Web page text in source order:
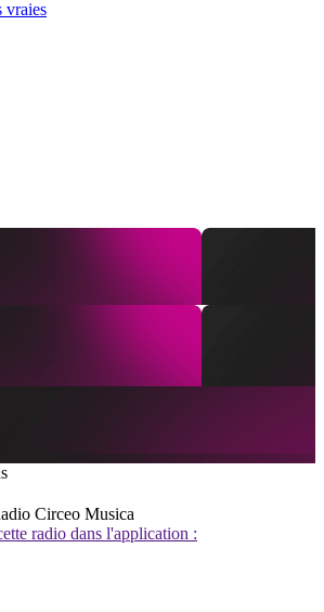
vraies
Circeo Musica
radio dans l'application :